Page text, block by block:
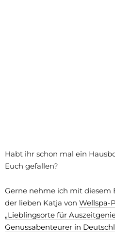
Habt ihr schon mal ein
Euch gefallen?
Gerne nehme ich mit diesem
der lieben Katja von Wellspa-
„Lieblingsorte für
Genussabenteurer in